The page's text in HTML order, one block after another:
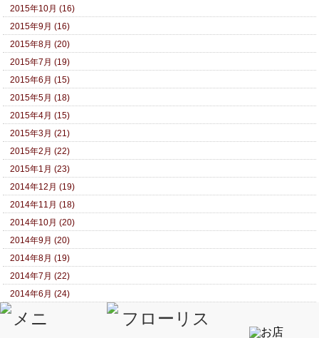
2015年10月 (16)
2015年9月 (16)
2015年8月 (20)
2015年7月 (19)
2015年6月 (15)
2015年5月 (18)
2015年4月 (15)
2015年3月 (21)
2015年2月 (22)
2015年1月 (23)
2014年12月 (19)
2014年11月 (18)
2014年10月 (20)
2014年9月 (20)
2014年8月 (19)
2014年7月 (22)
2014年6月 (24)
2014年5月 (20)
2014年4月 (23)